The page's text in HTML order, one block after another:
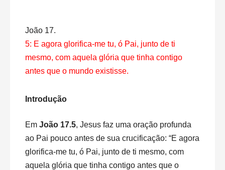
João 17.
5: E agora glorifica-me tu, ó Pai, junto de ti
mesmo, com aquela glória que tinha contigo
antes que o mundo existisse.
Introdução
Em João 17.5, Jesus faz uma oração profunda
ao Pai pouco antes de sua crucificação: “E agora
glorifica-me tu, ó Pai, junto de ti mesmo, com
aquela glória que tinha contigo antes que o